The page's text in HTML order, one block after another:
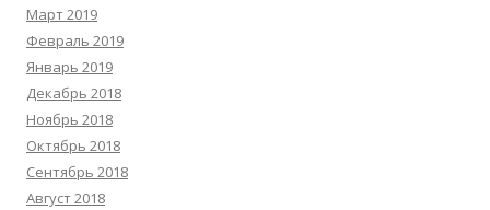
Март 2019
Февраль 2019
Январь 2019
Декабрь 2018
Ноябрь 2018
Октябрь 2018
Сентябрь 2018
Август 2018